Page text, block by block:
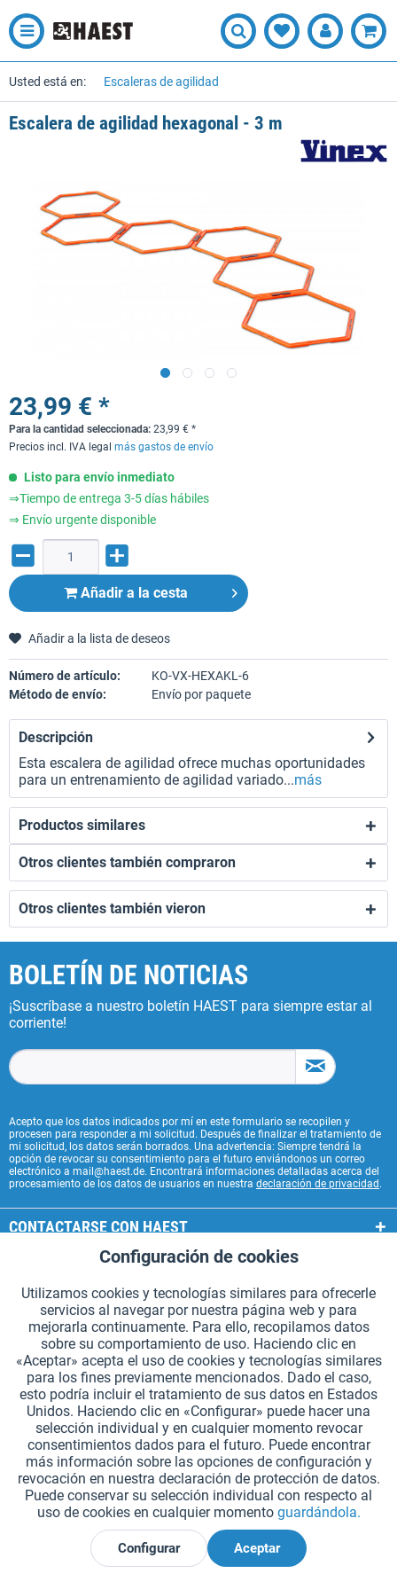
Usted está en: Escaleras de agilidad
Escalera de agilidad hexagonal - 3 m
23,99 € *
Para la cantidad seleccionada: 23,99 € *
Precios incl. IVA legal más gastos de envío
Listo para envío inmediato
⇒Tiempo de entrega 3-5 días hábiles
⇒ Envío urgente disponible
Añadir a la cesta
Añadir a la lista de deseos
Número de artículo:
KO-VX-HEXAKL-6
Método de envío:
Envío por paquete
Descripción
Esta escalera de agilidad ofrece muchas oportunidades
para un entrenamiento de agilidad variado...más
Productos similares
Otros clientes también compraron
Otros clientes también vieron
BOLETÍN DE NOTICIAS
¡Suscríbase a nuestro boletín HAEST para siempre estar al
corriente!
Acepto que los datos indicados por mí en este formulario se recopilen y
procesen para responder a mi solicitud. Después de finalizar el tratamiento de
mi solicitud, los datos serán borrados. Una advertencia: Siempre tendrá la
opción de revocar su consentimiento para el futuro enviándonos un correo
electrónico a mail@haest.de. Encontrará informaciones detalladas acerca del
procesamiento de los datos de usuarios en nuestra declaración de privacidad .
CONTACTARSE CON HAEST
SERVICIOS HAEST
INFORMACIÓN GENERAL
MODOS DE PAGO
*Todos los precios incluyen IVA. Se añaden los gastos de envío..
Configuración de cookies Solicitar catálogos (en alemán)
Grabados láser en testigos Boletín ¿Quiénes somos? Ayuda
Contacto Envío y pago Devolución y reembolso
Derecho de revocación Protección de datos
Condiciones generales de contratación Aviso legal
Declarar el desistimiento
Funcionales Aktiv
Seguimiento Aktiv
Configuración de cookies
Utilizamos cookies y tecnologías similares para ofrecerle
servicios al navegar por nuestra página web y para
mejorarla continuamente. Para ello, recopilamos datos
sobre su comportamiento de uso. Haciendo clic en
«Aceptar» acepta el uso de cookies y tecnologías similares
para los fines previamente mencionados. Dado el caso,
esto podría incluir el tratamiento de sus datos en Estados
Unidos. Haciendo clic en «Configurar» puede hacer una
selección individual y en cualquier momento revocar
consentimientos dados para el futuro. Puede encontrar
más información sobre las opciones de configuración y
revocación en nuestra declaración de protección de datos.
Puede conservar su selección individual con respecto al
uso de cookies en cualquier momento guardándola.
Configurar Aceptar